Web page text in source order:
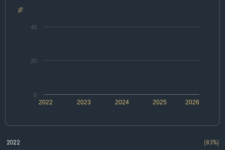
%
2022 2024 2026
2023 2025
0
20
40
2022
(83%)